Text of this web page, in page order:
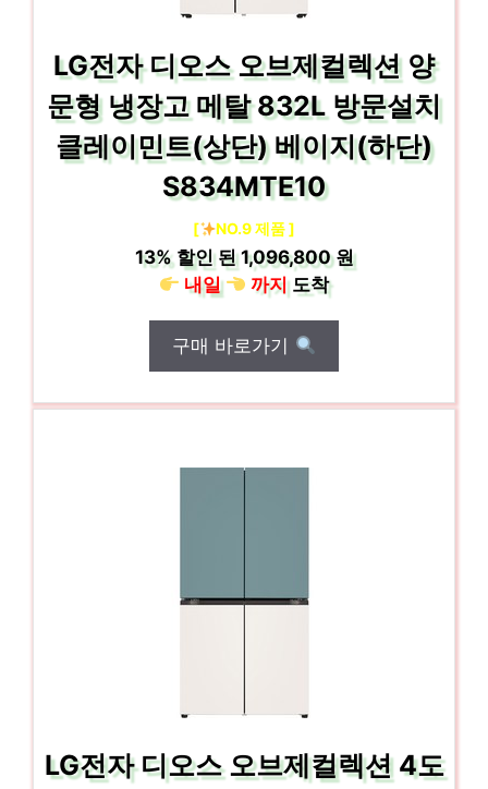
LG전자 디오스 오브제컬렉션 양
문형 냉장고 메탈 832L 방문설치
클레이민트(상단) 베이지(하단)
S834MTE10
[ NO.9 제품 ]
13%할인 된1,096,800 원
내일
까지도착
구매 바로가기
LG전자 디오스 오브제컬렉션 4도